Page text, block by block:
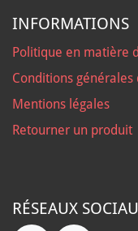
INFORMATIONS
Politique en matière
Conditions générales
Mentions légales
Retourner un produit
RÉSEAUX